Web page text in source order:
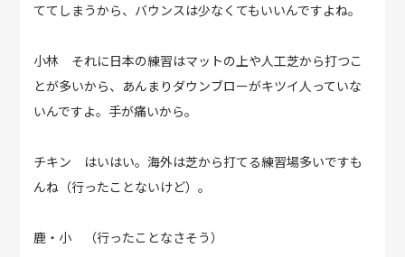
ててしまうから、バウンスは少なくてもいいんですよね。
小林 それに日本の練習はマットの上や人工芝から打つこ
とが多いから、あんまりダウンブローがキツイ人っていな
いんですよ。手が痛いから。
チキン はいはい。海外は芝から打てる練習場多いですも
んね（行ったことないけど）。
鹿・小 （行ったことなさそう）